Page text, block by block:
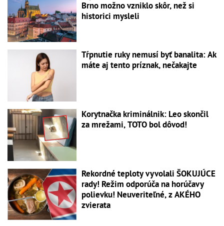
Brno možno vzniklo skôr, než si
historici mysleli
Tŕpnutie ruky nemusí byť banalita: Ak
máte aj tento príznak, nečakajte
Korytnačka kriminálnik: Leo skončil
za mrežami, TOTO bol dôvod!
Rekordné teploty vyvolali ŠOKUJÚCE
rady! Režim odporúča na horúčavy
polievku! Neuveriteľné, z AKÉHO
zvierata